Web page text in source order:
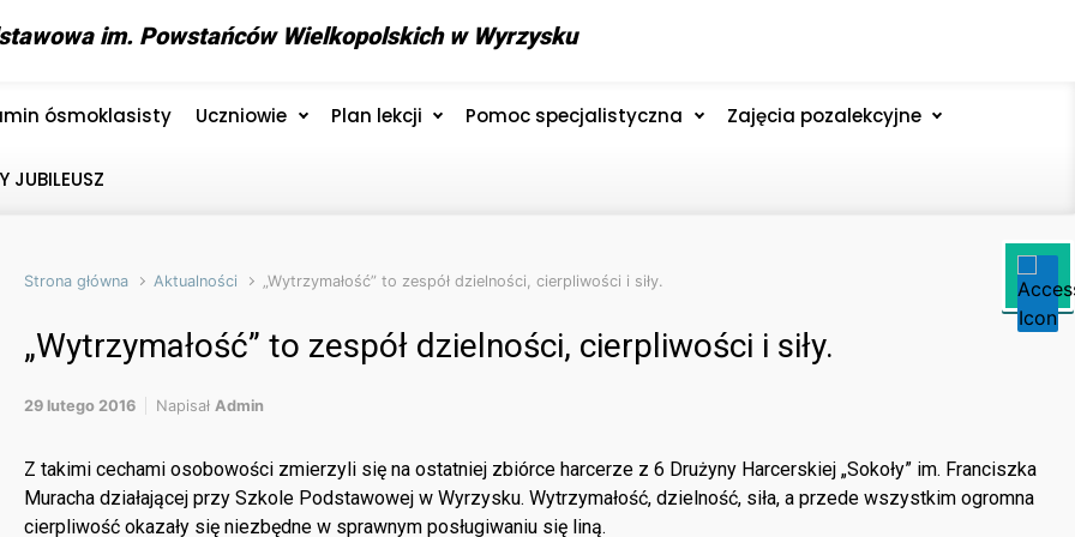
im. Powstańców Wielkopolskich w Wyrzysku
ósmoklasisty Uczniowie Plan lekcji Pomoc specjalistyczna Zajęcia pozalekcyjne
JUBILEUSZ
Strona główna Aktualności „Wytrzymałość” to zespół dzielności, cierpliwości i siły.
„Wytrzymałość” to zespół dzielności, cierpliwości i siły.
29 lutego 2016 Napisał Admin
Z takimi cechami osobowości zmierzyli się na ostatniej zbiórce harcerze z 6 Drużyny Harcerskiej „Sokoły” im. Franciszka
Muracha działającej przy Szkole Podstawowej w Wyrzysku. Wytrzymałość, dzielność, siła, a przede wszystkim ogromna
cierpliwość okazały się niezbędne w sprawnym posługiwaniu się liną.